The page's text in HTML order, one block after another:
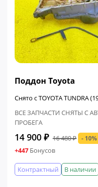
Поддон Toyota
Снято с TOYOTA TUNDRA
ВСЕ ЗАПЧАСТИ СНЯТЫ С
ПРОБЕГА
14 900 ₽ 16 480 ₽ - 10%
+447 Бонусов
В наличии
Контрактный